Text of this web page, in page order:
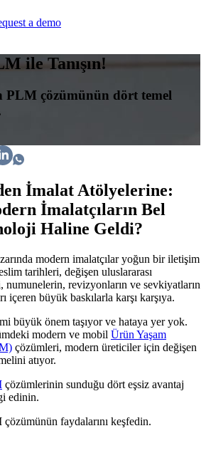
a demo
ile Tanışın!
PLM çözümünün dört temel
İmalat Atölyelerine:
İmalatçıların Bel
Haline Geldi?
modern imalatçılar yoğun bir iletişim
tarihleri, değişen uluslararası
revizyonların ve sevkiyatların
içeren büyük baskılarla karşı karşıya.
büyük önem taşıyor ve hataya yer yok.
modern ve mobil Ürün Yaşam
çözümleri, modern üreticiler için değişen
atıyor.
çözümlerinin sunduğu dört eşsiz avantaj
edinin.
faydalarını keşfedin.